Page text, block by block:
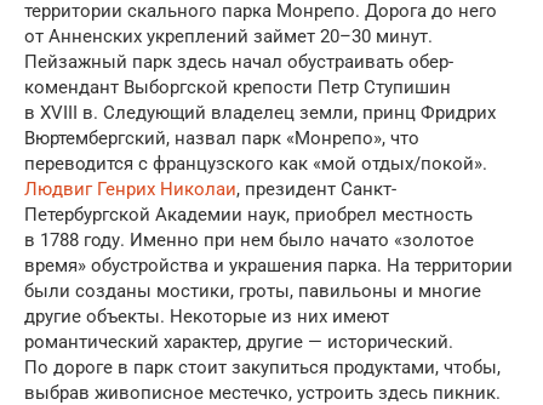
территории скального парка Монрепо. Дорога до него
от Анненских укреплений займет 20–30 минут.
Пейзажный парк здесь начал обустраивать обер-
комендант Выборгской крепости Петр Ступишин
в XVIII в. Следующий владелец земли, принц Фридрих
Вюртембергский, назвал парк «Монрепо», что
переводится с французского как «мой отдых/покой».
Людвиг Генрих Николаи, президент Санкт-
Петербургской Академии наук, приобрел местность
в 1788 году. Именно при нем было начато «золотое
время» обустройства и украшения парка. На территории
были созданы мостики, гроты, павильоны и многие
другие объекты. Некоторые из них имеют
романтический характер, другие — исторический.
По дороге в парк стоит закупиться продуктами, чтобы,
выбрав живописное местечко, устроить здесь пикник.